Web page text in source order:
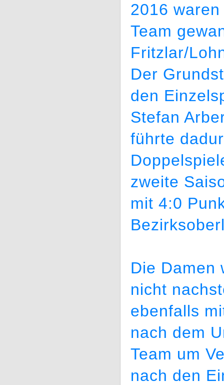
2016
Team
Fritzlar/
Der
den
Stefan
führte
zweite
mit 4:0
Die Damen
nicht
ebenfalls
nach dem
Team um
nach den